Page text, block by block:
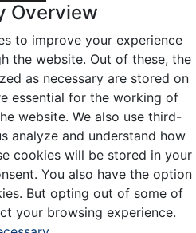
Overview
to improve your experience
the website. Out of these, the
as necessary are stored on
essential for the working of
website. We also use third-
analyze and understand how
cookies will be stored in your
You also have the option
But opting out of some of
your browsing experience.